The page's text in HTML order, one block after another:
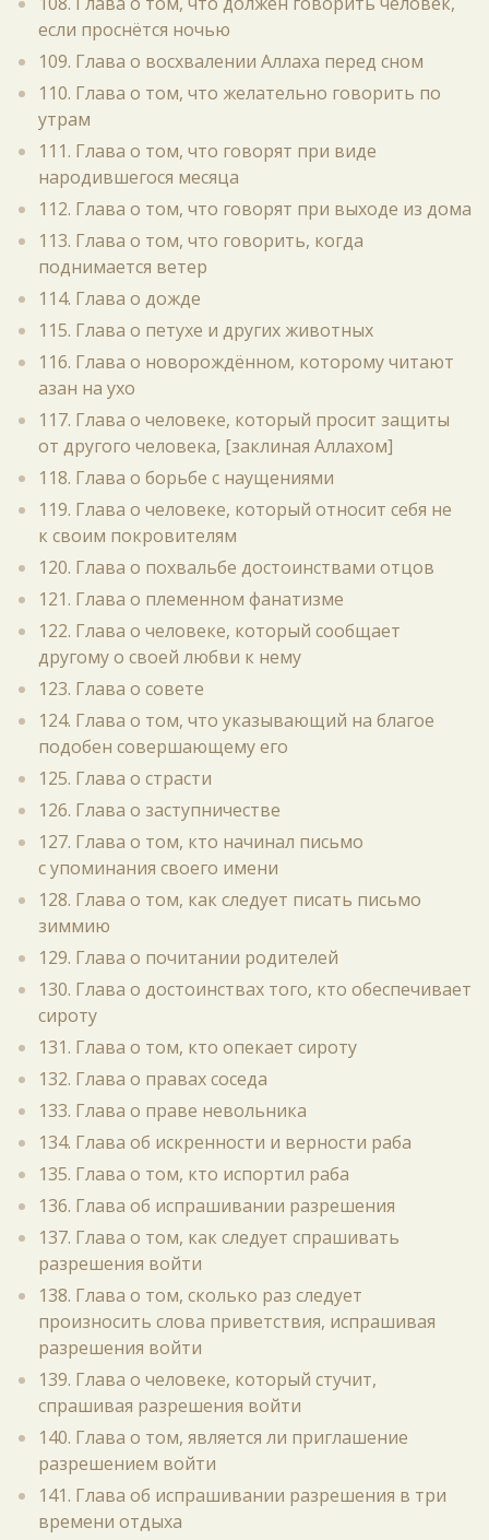
если проснётся ночью
109. Глава о восхвалении Аллаха перед сном
110. Глава о том, что желательно говорить по
утрам
111. Глава о том, что говорят при виде
народившегося месяца
112. Глава о том, что говорят при выходе из дома
113. Глава о том, что говорить, когда
поднимается ветер
114. Глава о дожде
115. Глава о петухе и других животных
116. Глава о новорождённом, которому читают
азан на ухо
117. Глава о человеке, который просит защиты
от другого человека, [заклиная Аллахом]
118. Глава о борьбе с наущениями
119. Глава о человеке, который относит себя не
к своим покровителям
120. Глава о похвальбе достоинствами отцов
121. Глава о племенном фанатизме
122. Глава о человеке, который сообщает
другому о своей любви к нему
123. Глава о совете
124. Глава о том, что указывающий на благое
подобен совершающему его
125. Глава о страсти
126. Глава о заступничестве
127. Глава о том, кто начинал письмо
с упоминания своего имени
128. Глава о том, как следует писать письмо
зиммию
129. Глава о почитании родителей
130. Глава о достоинствах того, кто обеспечивает
сироту
131. Глава о том, кто опекает сироту
132. Глава о правах соседа
133. Глава о праве невольника
134. Глава об искренности и верности раба
135. Глава о том, кто испортил раба
136. Глава об испрашивании разрешения
137. Глава о том, как следует спрашивать
разрешения войти
138. Глава о том, сколько раз следует
произносить слова приветствия, испрашивая
разрешения войти
139. Глава о человеке, который стучит,
спрашивая разрешения войти
140. Глава о том, является ли приглашение
разрешением войти
141. Глава об испрашивании разрешения в три
времени отдыха